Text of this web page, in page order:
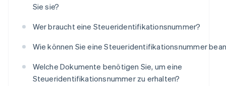
Sie sie?
Wer braucht eine Steueridentifikationsnummer?
Wie können Sie eine Steueridentifikationsnummer
Welche Dokumente benötigen Sie, um eine
Steueridentifikationsnummer zu erhalten?